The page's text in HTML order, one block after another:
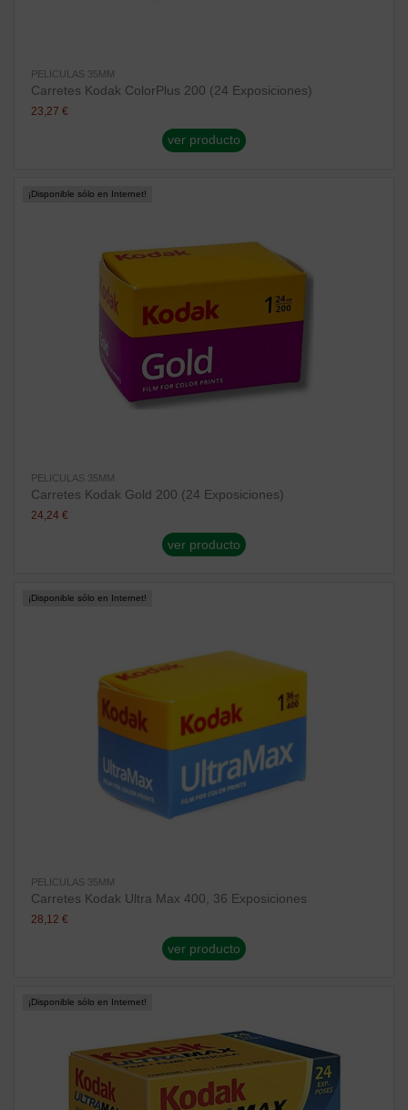
PELICULAS 35MM
Carretes Kodak ColorPlus 200 (24 Exposiciones)
23,27 €
ver producto
¡Disponible sólo en Internet!
PELICULAS 35MM
Carretes Kodak Gold 200 (24 Exposiciones)
24,24 €
ver producto
¡Disponible sólo en Internet!
PELICULAS 35MM
Carretes Kodak Ultra Max 400, 36 Exposiciones
28,12 €
ver producto
¡Disponible sólo en Internet!